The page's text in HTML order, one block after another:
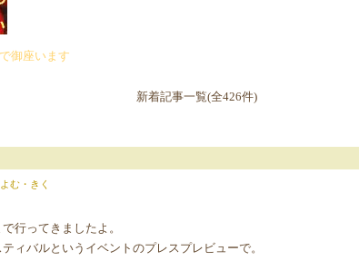
御座います
新着記事一覧(全426件)
む・きく
行ってきましたよ。
ィバルというイベントのプレスプレビューで。